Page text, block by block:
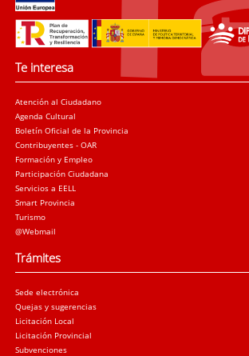
Te interesa
Atención al Ciudadano
Agenda Cultural
Boletín Oficial de la Provincia
Contribuyentes - OAR
Formación y Empleo
Participación Ciudadana
Servicios a EELL
Smart Provincia
Turismo
@Webmail
Trámites
Sede electrónica
Quejas y sugerencias
Licitación Local
Licitación Provincial
Subvenciones